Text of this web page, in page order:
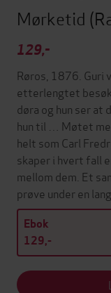
Mørketid
129,-
Røros, 1876. Guri
etterlengtet
døra og hun ser
hun til … Møtet
helt som Carl
skaper i hvert fall
mellom dem. Et
prøve under en
Ebok
129,-